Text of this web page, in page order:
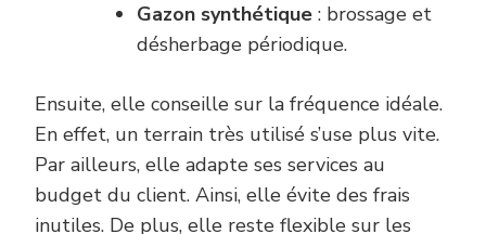
Gazon synthétique : brossage et
désherbage périodique.
Ensuite, elle conseille sur la fréquence idéale.
En effet, un terrain très utilisé s’use plus vite.
Par ailleurs, elle adapte ses services au
budget du client. Ainsi, elle évite des frais
inutiles. De plus, elle reste flexible sur les